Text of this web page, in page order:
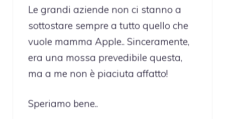
Le grandi aziende non ci stanno a
sottostare sempre a tutto quello che
vuole mamma Apple.. Sinceramente,
era una mossa prevedibile questa,
ma a me non è piaciuta affatto!
Speriamo bene..